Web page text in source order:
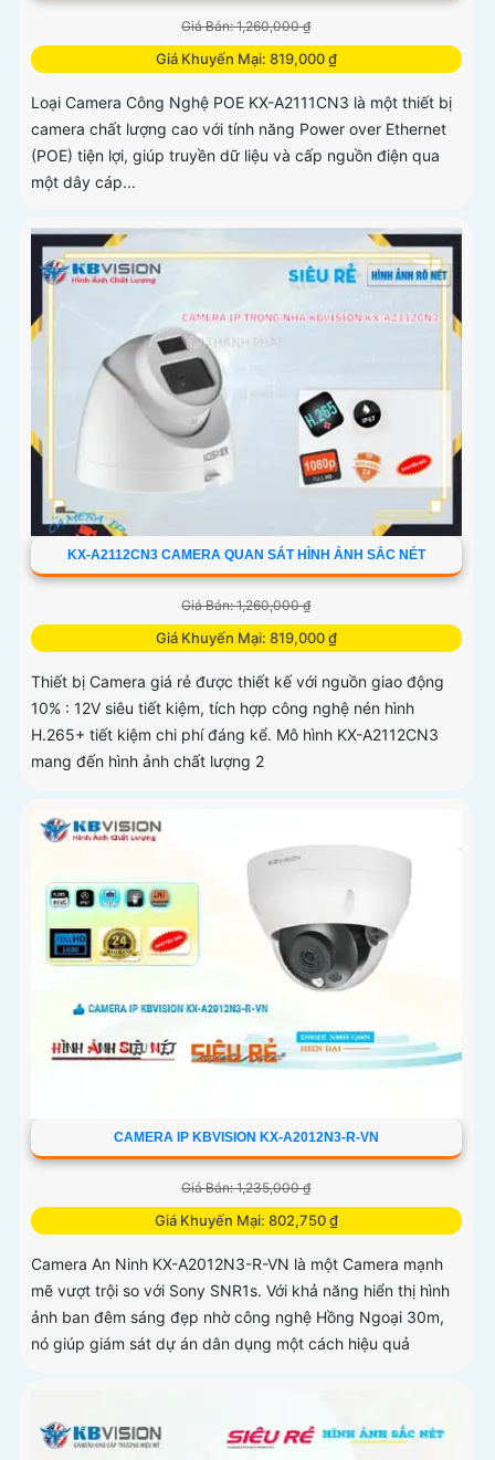
Giá Bán: 1,260,000 ₫
Giá Khuyến Mại: 819,000 ₫
Loại Camera Công Nghệ POE KX-A2111CN3 là một thiết bị
camera chất lượng cao với tính năng Power over Ethernet
(POE) tiện lợi, giúp truyền dữ liệu và cấp nguồn điện qua
một dây cáp...
KX-A2112CN3 CAMERA QUAN SÁT HÌNH ẢNH SẮC NÉT
Giá Bán: 1,260,000 ₫
Giá Khuyến Mại: 819,000 ₫
Thiết bị Camera giá rẻ được thiết kế với nguồn giao động
10% : 12V siêu tiết kiệm, tích hợp công nghệ nén hình
H.265+ tiết kiệm chi phí đáng kể. Mô hình KX-A2112CN3
mang đến hình ảnh chất lượng 2
CAMERA IP KBVISION KX-A2012N3-R-VN
Giá Bán: 1,235,000 ₫
Giá Khuyến Mại: 802,750 ₫
Camera An Ninh KX-A2012N3-R-VN là một Camera mạnh
mẽ vượt trội so với Sony SNR1s. Với khả năng hiển thị hình
ảnh ban đêm sáng đẹp nhờ công nghệ Hồng Ngoại 30m,
nó giúp giám sát dự án dân dụng một cách hiệu quả